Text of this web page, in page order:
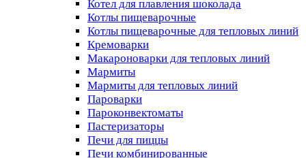
Котел для плавления шоколада
Котлы пищеварочные
Котлы пищеварочные для тепловых линий
Кремоварки
Макароноварки для тепловых линий
Мармиты
Мармиты для тепловых линий
Пароварки
Пароконвектоматы
Пастеризаторы
Печи для пиццы
Печи комбинированные